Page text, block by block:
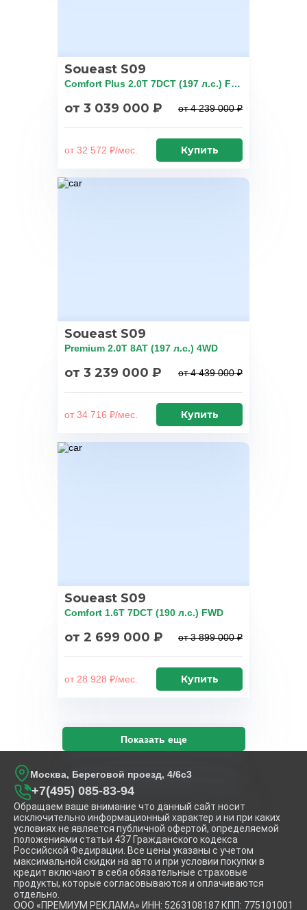
Soueast S09
Comfort Plus 2.0T 7DCT (197 л.с.) FWD
от 3 039 000 ₽ от 4 239 000 ₽
от 32 572 ₽/мес. Купить
Soueast S09
Premium 2.0T 8AT (197 л.с.) 4WD
от 3 239 000 ₽ от 4 439 000 ₽
от 34 716 ₽/мес. Купить
Soueast S09
Comfort 1.6T 7DCT (190 л.с.) FWD
от 2 699 000 ₽ от 3 899 000 ₽
от 28 928 ₽/мес. Купить
Показать еще
Москва, Береговой проезд, 4/6с3
+7(495) 085-83-94
Обращаем ваше внимание что данный сайт носит
исключительно информационный характер и ни при каких
условиях не является публичной офертой, определяемой
положениями статьи 437 Гражданского кодекса
Российской Федирации. Все цены указаны с учетом
максимальной скидки на авто и при условии покупки в
кредит включают в себя обязательные страховые
продукты, которые согласовываются и оплачиваются
отдельно.
ООО «ПРЕМИУМ РЕКЛАМА» ИНН: 5263108187 КПП: 775101001